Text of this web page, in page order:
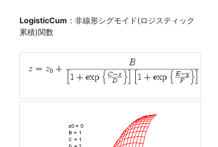
LogisticCum ：非線形シグモイド(ロジスティック
累積)関数